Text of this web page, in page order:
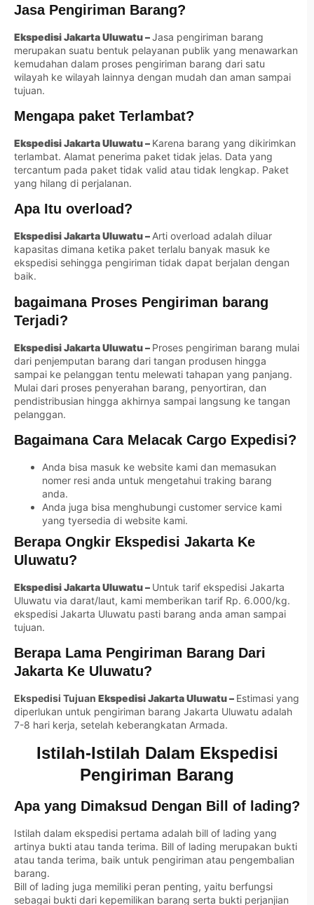
Jasa Pengiriman Barang?
Ekspedisi Jakarta Uluwatu –Jasa pengiriman barang
merupakan suatu bentuk pelayanan publik yang menawarkan
kemudahan dalam proses pengiriman barang dari satu
wilayah ke wilayah lainnya dengan mudah dan aman sampai
tujuan.
Mengapa paket Terlambat?
Ekspedisi Jakarta Uluwatu – Karena barang yang dikirimkan
terlambat. Alamat penerima paket tidak jelas. Data yang
tercantum pada paket tidak valid atau tidak lengkap. Paket
yang hilang di perjalanan.
Apa Itu overload?
Ekspedisi Jakarta Uluwatu – Arti overload adalah diluar
kapasitas dimana ketika paket terlalu banyak masuk ke
ekspedisi sehingga pengiriman tidak dapat berjalan dengan
baik.
bagaimana Proses Pengiriman barang
Terjadi?
Ekspedisi Jakarta Uluwatu – Proses pengiriman barang mulai
dari penjemputan barang dari tangan produsen hingga
sampai ke pelanggan tentu melewati tahapan yang panjang.
Mulai dari proses penyerahan barang, penyortiran, dan
pendistribusian hingga akhirnya sampai langsung ke tangan
pelanggan.
Bagaimana Cara Melacak Cargo Expedisi?
Anda bisa masuk ke website kami dan memasukan
nomer resi anda untuk mengetahui traking barang
anda.
Anda juga bisa menghubungi customer service kami
yang tyersedia di website kami.
Berapa Ongkir Ekspedisi Jakarta Ke
Uluwatu?
Ekspedisi Jakarta Uluwatu – Untuk tarif ekspedisi Jakarta
Uluwatu via darat/laut, kami memberikan tarif Rp. 6.000/kg.
ekspedisi Jakarta Uluwatu pasti barang anda aman sampai
tujuan.
Berapa Lama Pengiriman Barang Dari
Jakarta Ke Uluwatu?
Ekspedisi Tujuan Ekspedisi Jakarta Uluwatu – Estimasi yang
diperlukan untuk pengiriman barang Jakarta Uluwatu adalah
7-8 hari kerja, setelah keberangkatan Armada.
Istilah-Istilah Dalam Ekspedisi
Pengiriman Barang
Apa yang Dimaksud Dengan Bill of lading?
Istilah dalam ekspedisi pertama adalah bill of lading yang
artinya bukti atau tanda terima. Bill of lading merupakan bukti
atau tanda terima, baik untuk pengiriman atau pengembalian
barang.
Bill of lading juga memiliki peran penting, yaitu berfungsi
sebagai bukti dari kepemilikan barang serta bukti perjanjian